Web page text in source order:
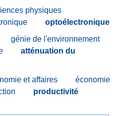
physiques
optoélectronique
génie de l'environnement
atténuation du
et affaires
économie
productivité